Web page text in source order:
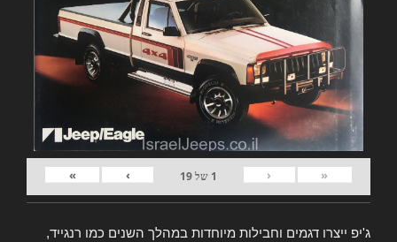
«
‹
1 של19
›
»
ג'יפ ייצרו דגמים וחבילות מיוחדות במהלך השנים כמו רנגייד,